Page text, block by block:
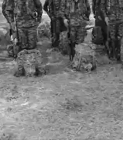
en el
Oriente
antioqueño
share
grande”
share
Economía